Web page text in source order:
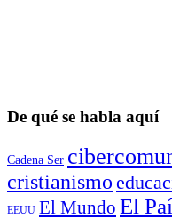
De qué se habla aquí
Cadena Ser
cristianismo
EEUU El Mundo El